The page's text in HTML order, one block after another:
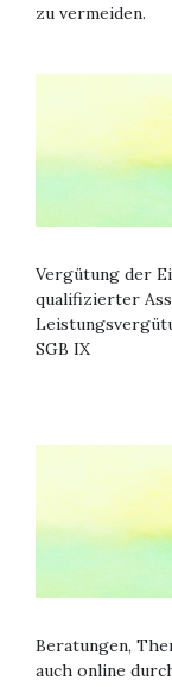
zu vermeiden.
Vergütung der
qualifizierter
SGB IX
Beratungen,
auch online